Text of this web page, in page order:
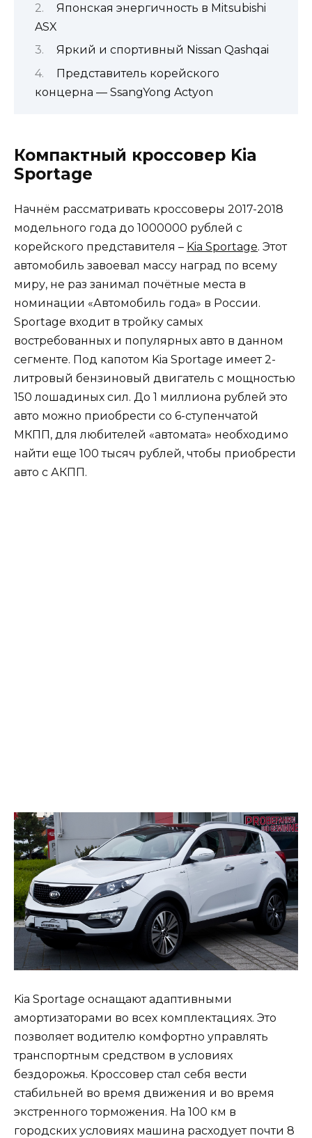
Японская энергичность в Mitsubishi
ASX
Яркий и спортивный Nissan Qashqai
Представитель корейского
концерна — SsangYong Actyon
Компактный кроссовер Kia
Sportage
Начнём рассматривать кроссоверы 2017-2018
модельного года до 1000000 рублей с
корейского представителя – Kia Sportage. Этот
автомобиль завоевал массу наград по всему
миру, не раз занимал почётные места в
номинации «Автомобиль года» в России.
Sportage входит в тройку самых
востребованных и популярных авто в данном
сегменте. Под капотом Kia Sportage имеет 2-
литровый бензиновый двигатель с мощностью
150 лошадиных сил. До 1 миллиона рублей это
авто можно приобрести со 6-ступенчатой
МКПП, для любителей «автомата» необходимо
найти еще 100 тысяч рублей, чтобы приобрести
авто с АКПП.
Kia Sportage оснащают адаптивными
амортизаторами во всех комплектациях. Это
позволяет водителю комфортно управлять
транспортным средством в условиях
бездорожья. Кроссовер стал себя вести
стабильней во время движения и во время
экстренного торможения. На 100 км в
городских условиях машина расходует почти 8